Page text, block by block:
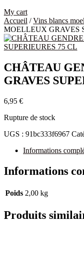
My cart
Accueil /Vins blancs
MOELLEUX GRAVES
CHÂTEAU
GRAVES
6,95 €
Rupture de stock
UGS : 91bc333f6967
Informations
Informations
Poids 2,00 kg
Produits